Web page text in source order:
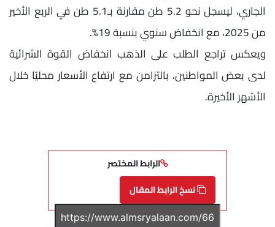
الجاري، ليسجل نحو 5.2 طن مقارنة بـ5.1 طن في الربع الأخير
من 2025، مع انخفاض سنوي بنسبة 19%.
ويعكس تراجع الطلب على الذهب انخفاض القوة الشرائية
لدى بعض المواطنين، بالتزامن مع ارتفاع الأسعار محليًا خلال
الأشهر الأخيرة.
الرابط المختصر
نسخ الرابط المقال